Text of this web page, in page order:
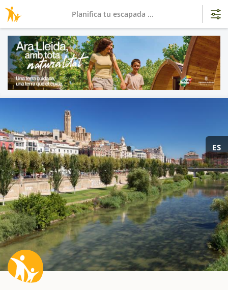
ES
Planifica tu escapada ...